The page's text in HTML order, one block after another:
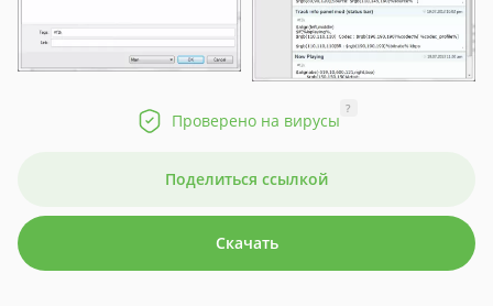
Проверено на вирусы
?
Поделиться ссылкой
Скачать